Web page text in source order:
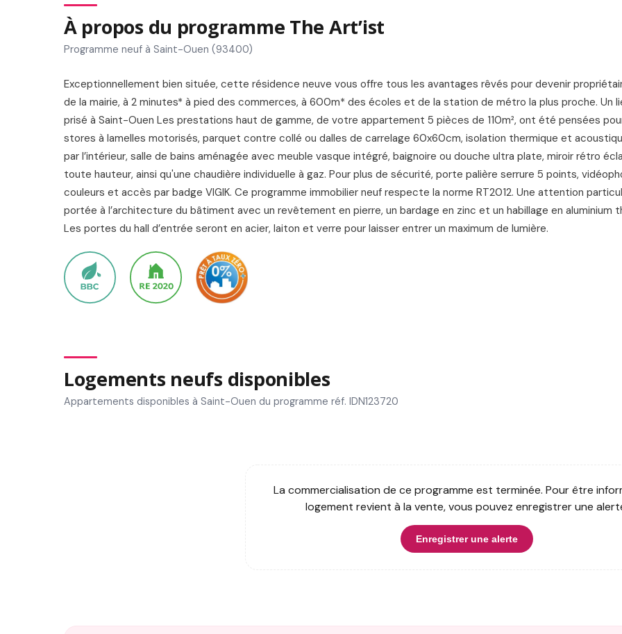
À propos du programme The Art’ist
Programme neuf à Saint-Ouen (93400)
Exceptionnellement bien située, cette résidence neuve vous offre tous les avantages rêvés pour devenir
de la mairie, à 2 minutes* à pied des commerces, à 600m* des écoles et de la station de métro la plus proche. Un
prisé à Saint-Ouen Les prestations haut de gamme, de votre appartement 5 pièces de 110m², ont été pensées
stores à lamelles motorisés, parquet contre collé ou dalles de carrelage 60x60cm, isolation thermique et
par l’intérieur, salle de bains aménagée avec meuble vasque intégré, baignoire ou douche ultra plate, miroir rétro
toute hauteur, ainsi qu'une chaudière individuelle à gaz. Pour plus de sécurité, porte palière serrure 5 points,
couleurs et accès par badge VIGIK. Ce programme immobilier neuf respecte la norme RT2012. Une attention
portée à l’architecture du bâtiment avec un revêtement en pierre, un bardage en zinc et un habillage en aluminium
Les portes du hall d’entrée seront en acier, laiton et verre pour laisser entrer un maximum de lumière.
Logements neufs disponibles
Appartements disponibles à Saint-Ouen du programme réf. IDN123720
La commercialisation de ce programme est terminée. Pour être
logement revient à la vente, vous pouvez enregistrer une
Enregistrer une alerte